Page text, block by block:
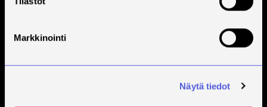
Markkinointi
Näytä tiedot